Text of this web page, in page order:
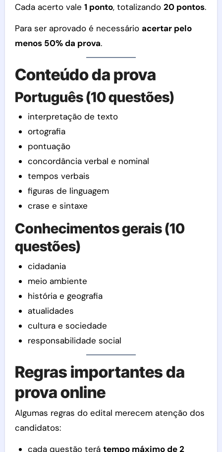
Cada acerto vale 1 ponto, totalizando 20 pontos.
Para ser aprovado é necessário acertar pelo
menos 50% da prova.
Conteúdo da prova
Português (10 questões)
interpretação de texto
ortografia
pontuação
concordância verbal e nominal
tempos verbais
figuras de linguagem
crase e sintaxe
Conhecimentos gerais (10
questões)
cidadania
meio ambiente
história e geografia
atualidades
cultura e sociedade
responsabilidade social
Regras importantes da
prova online
Algumas regras do edital merecem atenção dos
candidatos:
cada questão terá tempo máximo de 2